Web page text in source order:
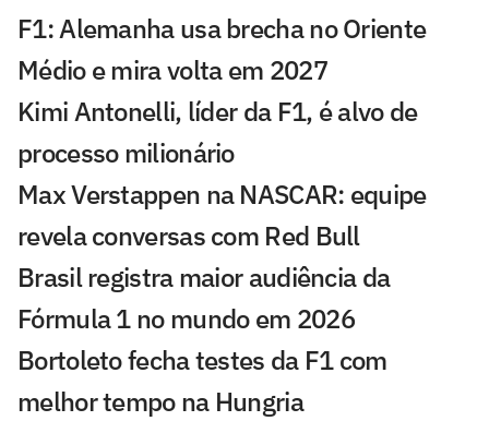
F1: Alemanha usa brecha no Oriente
Médio e mira volta em 2027
Kimi Antonelli, líder da F1, é alvo de
processo milionário
Max Verstappen na NASCAR: equipe
revela conversas com Red Bull
Brasil registra maior audiência da
Fórmula 1 no mundo em 2026
Bortoleto fecha testes da F1 com
melhor tempo na Hungria